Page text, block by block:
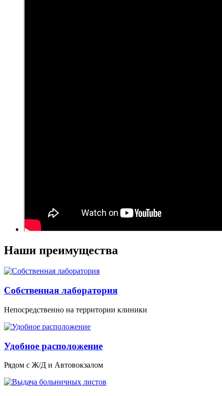
Наши преимущества
Собственная лаборатория
Непосредственно на территории клиники
Удобное расположение
Рядом с Ж/Д и Автовокзалом